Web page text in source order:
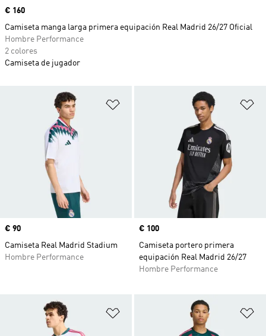
Añadir a la lista de deseos
Precio
€ 90
Camiseta Real Madrid Stadium
Hombre Performance
Precio
€ 100
Camiseta portero primera
equipación Real Madrid 26/27
Hombre Performance
Añadir a la lista de deseos
Precio
€ 160
Camiseta manga larga primera equipación Real Madrid 26/27 Oficial
Hombre Performance
2 colores
Camiseta de jugador